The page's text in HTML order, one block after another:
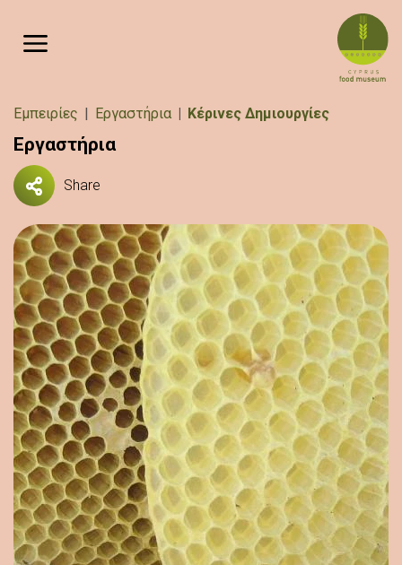
Breadcrumb
Εμπειρίες Εργαστήρια Κέρινες Δημιουργίες
Εργαστήρια
Share